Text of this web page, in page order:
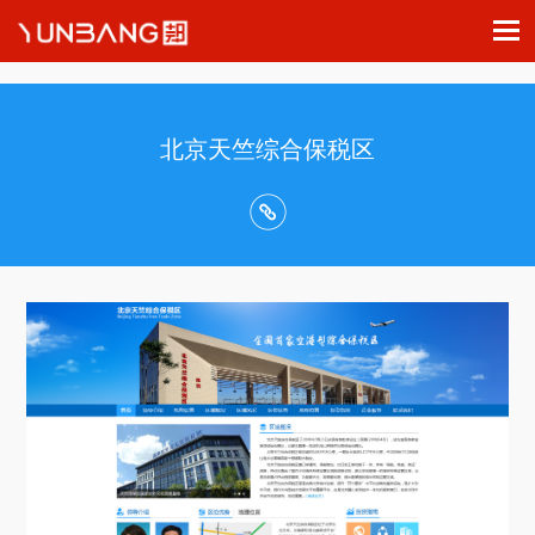
北京天竺综合保税区